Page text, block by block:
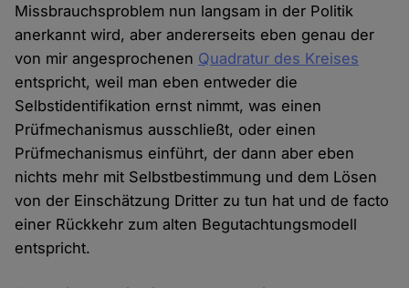
Missbrauchsproblem nun langsam in der Politik
anerkannt wird, aber andererseits eben genau der
von mir angesprochenen Quadratur des Kreises
entspricht, weil man eben entweder die
Selbstidentifikation ernst nimmt, was einen
Prüfmechanismus ausschließt, oder einen
Prüfmechanismus einführt, der dann aber eben
nichts mehr mit Selbstbestimmung und dem Lösen
von der Einschätzung Dritter zu tun hat und de facto
einer Rückkehr zum alten Begutachtungsmodell
entspricht.